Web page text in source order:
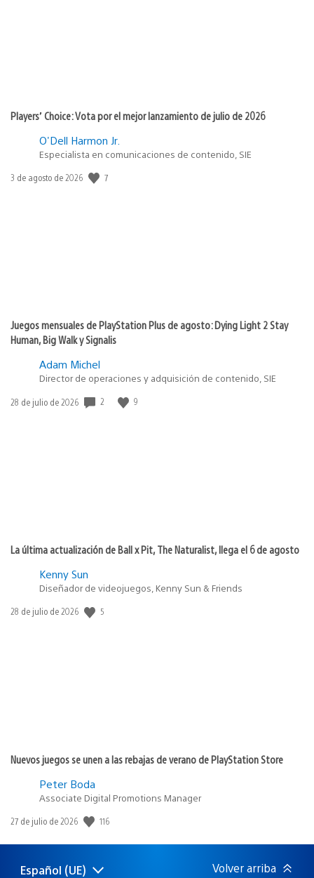
Players’ Choice: Vota por el mejor lanzamiento de julio de 2026
O'Dell Harmon Jr.
Especialista en comunicaciones de contenido, SIE
Fecha
3 de agosto de 2026 7
Juegos mensuales de PlayStation Plus de agosto: Dying Light 2 Stay
Human, Big Walk y Signalis
Adam Michel
Director de operaciones y adquisición de contenido, SIE
Fecha
28 de julio de 2026 2 9
La última actualización de Ball x Pit, The Naturalist, llega el 6 de agosto
Kenny Sun
Diseñador de videojuegos, Kenny Sun & Friends
Fecha
28 de julio de 2026 5
Nuevos juegos se unen a las rebajas de verano de PlayStation Store
Peter Boda
Associate Digital Promotions Manager
Fecha
publicación:
27 de julio de 2026 116
Español (UE) Volver arriba